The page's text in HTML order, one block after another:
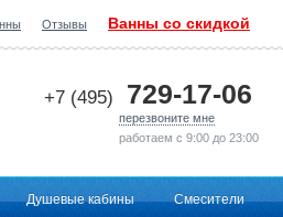
Отзывы Ванны со скидкой
+7 (495) 729-17-06
перезвоните мне
работаем с 9:00 до 23:00
Душевые кабины Смесители